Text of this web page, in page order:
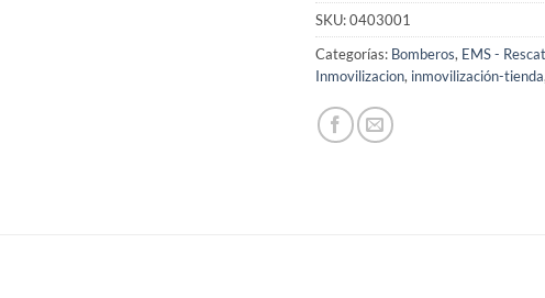
SKU:0403001
Categorías: Bomberos, EMS -
Inmovilizacion, inmovilización-tienda